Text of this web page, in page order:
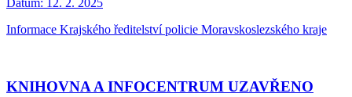
Datum: 12. 2. 2025
Informace Krajského ředitelství policie Moravskoslezského kraje
KNIHOVNA A INFOCENTRUM UZAVŘENO